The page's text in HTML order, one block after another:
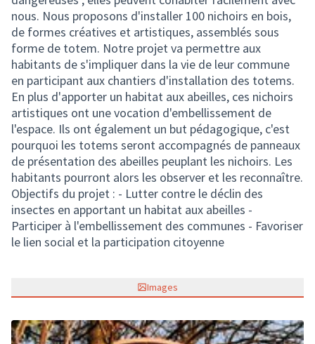
nous. Nous proposons d'installer 100 nichoirs en bois,
de formes créatives et artistiques, assemblés sous
forme de totem. Notre projet va permettre aux
habitants de s'impliquer dans la vie de leur commune
en participant aux chantiers d'installation des totems.
En plus d'apporter un habitat aux abeilles, ces nichoirs
artistiques ont une vocation d'embellissement de
l'espace. Ils ont également un but pédagogique, c'est
pourquoi les totems seront accompagnés de panneaux
de présentation des abeilles peuplant les nichoirs. Les
habitants pourront alors les observer et les reconnaître.
Objectifs du projet : - Lutter contre le déclin des
insectes en apportant un habitat aux abeilles -
Participer à l'embellissement des communes - Favoriser
le lien social et la participation citoyenne
Images